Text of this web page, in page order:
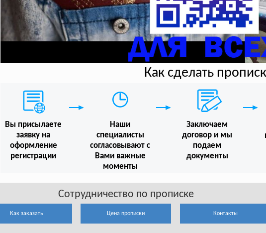
Как сделать
Вы присылаете
заявку на
оформление
регистрации
Наши
специалисты
согласовывают с
Вами важные
моменты
Заключаем
договор и мы
подаем
документы
Сотрудничество по прописке
Как заказать Цена прописки Контакты